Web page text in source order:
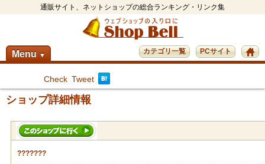
通販サイト、ネットショップの総合ランキング・リンク集
Menu ▼ PCサイト
カテゴリ一覧
Check Tweet
ショップ詳細情報
???????